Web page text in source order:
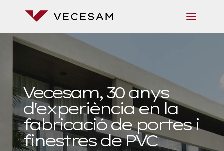
Vecesam, 30 anys
d'experiència en la
fabricació de portes i
finestres de PVC